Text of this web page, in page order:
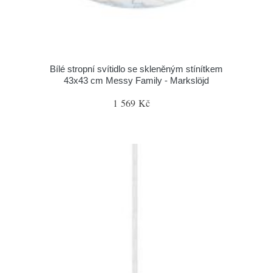
Bílé stropní svítidlo se skleněným stínítkem
43x43 cm Messy Family - Markslöjd
1 569 Kč